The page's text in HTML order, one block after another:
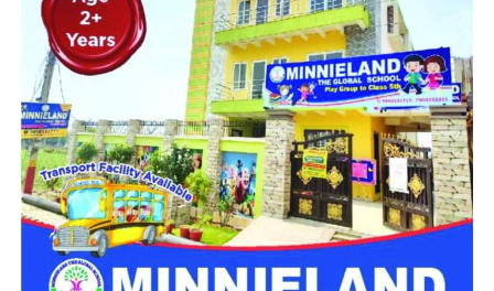
महिला सशक्तिकरण एवं बाल विकास विभाग की ओर से इसके लिए ‘आलंबन
गांव’ विकसित करने की योजना तैयार की जा रही है। इस योजना का उद्देश्य
नारी निकेतन में रहने वाली महिलाओं और बच्चों को सुरक्षित माहौल के साथ-
साथ घर जैसा अपनापन और स्वतंत्रता देना है।
उत्तराखंड में बन रहा ‘आलंबन गांव’
महिला सशक्तिकरण एवं बाल विकास विभागके निदेशक आईएएस बंशीलाल
राणा के मुताबिक, नारी निकेतन में आने वाली कई महिलाएं और बच्चे खुद को
एक बंद संस्थान या जेल जैसी जगह पर महसूस करते हैं। यही वजह है कि
कई बार बच्चे वहां से निकलने या भागने की कोशिश तक करने लगते हैं।